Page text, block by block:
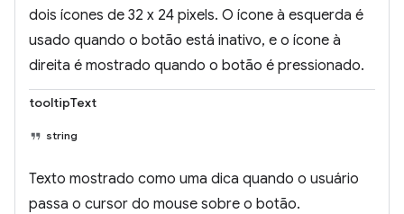
dois ícones de 32 x 24 pixels. O ícone à esquerda é
usado quando o botão está inativo, e o ícone à
direita é mostrado quando o botão é pressionado.
tooltipText
string
Texto mostrado como uma dica quando o usuário
passa o cursor do mouse sobre o botão.